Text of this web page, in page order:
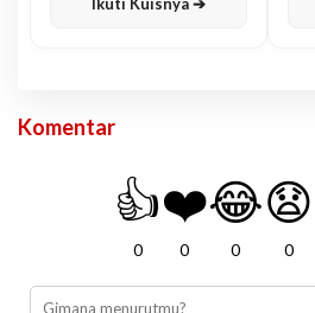
Ikuti Kuisnya ➔
Komentar
👍
0
❤️
0
😂
0
😧
0